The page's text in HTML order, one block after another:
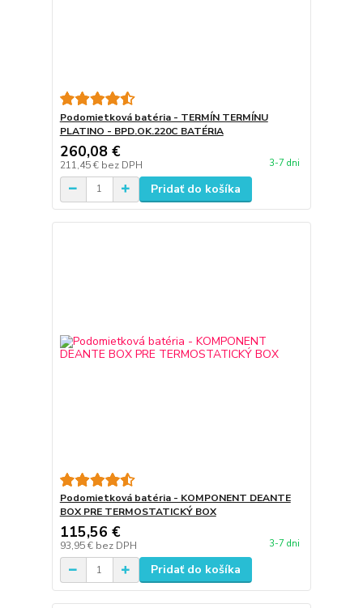
Podomietková batéria - TERMÍN TERMÍNU
PLATINO - BPD.OK.220C BATÉRIA
260,08 €
211,45 € bez DPH 3-7 dni
Pridať do košíka
Podomietková batéria - KOMPONENT DEANTE
BOX PRE TERMOSTATICKÝ BOX
115,56 €
93,95 € bez DPH 3-7 dni
Pridať do košíka